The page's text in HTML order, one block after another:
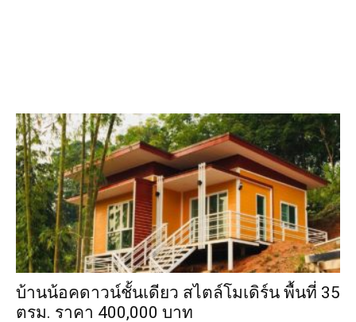
บ้านน้อคดาวน์ชั้นเดียว สไตล์โมเดิร์น พื้นที่ 35
ตรม. ราคา 400,000 บาท